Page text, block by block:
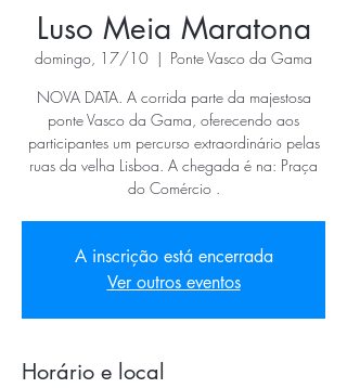
Luso Meia Maratona
domingo, 17/10
  |
Ponte Vasco da Gama
NOVA DATA. A corrida parte da majestosa
ponte Vasco da Gama, oferecendo aos
participantes um percurso extraordinário pelas
ruas da velha Lisboa. A chegada é na: Praça
do Comércio .
A inscrição está encerrada
Ver outros eventos
Horário e local